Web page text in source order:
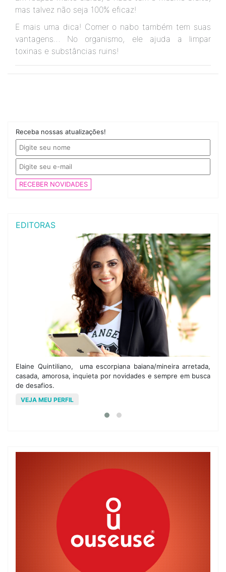
mas talvez não seja 100% eficaz!
E mais uma dica! Comer o nabo também tem suas
vantagens… No organismo, ele ajuda a limpar
toxinas e substâncias ruins!
Receba nossas atualizações!
RECEBER NOVIDADES
EDITORAS
Elaine Quintiliano, uma escorpiana baiana/mineira arretada,
casada, amorosa, inquieta por novidades e sempre em busca
de desafios.
VEJA MEU PERFIL